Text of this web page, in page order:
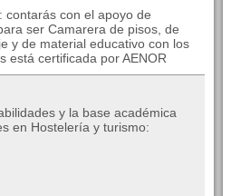
contarás con el apoyo de
ser Camarera de pisos, de
y de material educativo con los
está certificada por AENOR
y la base académica
en Hostelería y turismo: